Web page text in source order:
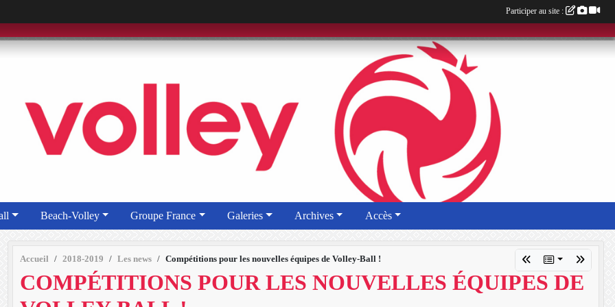
Beach-Volley Groupe France Galeries Archives Accès
Accueil 2018-2019 Les news Compétitions pour les nouvelles équipes de Volley-Ball !
COMPÉTITIONS POUR LES NOUVELLES ÉQUIPES DE
Participer au site :